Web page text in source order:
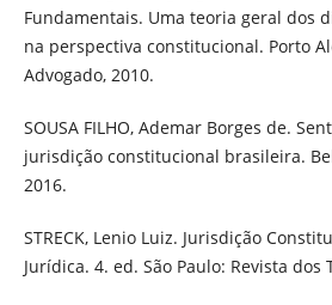
Fundamentais. Uma teoria geral dos
na perspectiva constitucional. Porto
Advogado, 2010.
SOUSA FILHO, Ademar Borges de.
jurisdição constitucional brasileira.
2016.
STRECK, Lenio Luiz. Jurisdição
Jurídica. 4. ed. São Paulo: Revista dos